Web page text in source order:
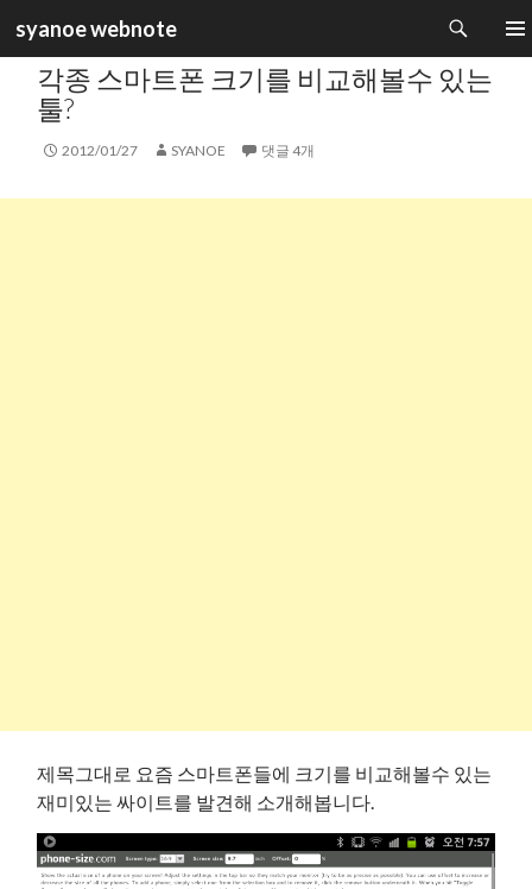
syanoe webnote
색
뛰
카테고리 :
각종 스마트폰 크기를 비교해볼수 있는
툴?
2012/01/27 SYANOE 댓글 4개
제목그대로 요즘 스마트폰들에 크기를 비교해볼수 있는
재미있는 싸이트를 발견해 소개해봅니다.